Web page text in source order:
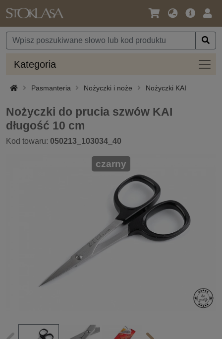
Język
Waluta
Oferta
Kategoria
Pasmanteria Nożyczki i noże Nożyczki KAI
Nożyczki do prucia szwów KAI
długość 10 cm
Kod towaru: 050213_103034_40
czarny